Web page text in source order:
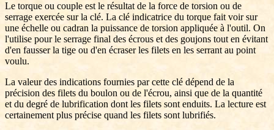
Le torque ou couple est le résultat de la force de torsion ou de
serrage exercée sur la clé. La clé indicatrice du torque fait voir sur
une échelle ou cadran la puissance de torsion appliquée à l'outil. On
l'utilise pour le serrage final des écrous et des goujons tout en évitant
d'en fausser la tige ou d'en écraser les filets en les serrant au point
voulu.
La valeur des indications fournies par cette clé dépend de la
précision des filets du boulon ou de l'écrou, ainsi que de la quantité
et du degré de lubrification dont les filets sont enduits. La lecture est
certainement plus précise quand les filets sont lubrifiés.